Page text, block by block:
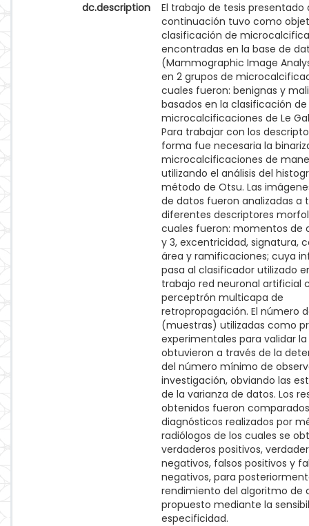
dc.description
El trabajo de tesis presentado
continuación tuvo como
clasificación de
encontradas en la base de
(Mammographic Image
en 2 grupos de
cuales fueron: benignas y
basados en la clasificación de
microcalcificaciones de Le
Para trabajar con los
forma fue necesaria la
microcalcificaciones de
utilizando el análisis del
método de Otsu. Las
de datos fueron analizadas a
diferentes descriptores
cuales fueron: momentos de
y 3, excentricidad, signatura,
área y ramificaciones; cuya
pasa al clasificador utilizado
trabajo red neuronal artificial
perceptrón multicapa de
retropropagación. El número
(muestras) utilizadas como
experimentales para validar
obtuvieron a través de la
del número mínimo de
investigación, obviando las
de la varianza de datos. Los
obtenidos fueron
diagnósticos realizados por
radiólogos de los cuales se
verdaderos positivos,
negativos, falsos positivos y
negativos, para
rendimiento del algoritmo de
propuesto mediante la
especificidad.